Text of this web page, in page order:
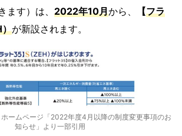
ます）は、 2022年10月から、 【フラ
）が新設されます。
ームページ「2022年度4月以降の制度変更事項のお
知らせ」より一部引用